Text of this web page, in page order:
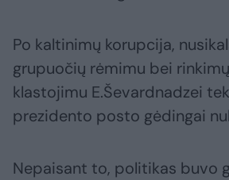
Po kaltinimų korupcija,
grupuočių rėmimu bei
klastojimu E.Ševardnadzei
prezidento posto gėdingai
Nepaisant to, politikas buvo